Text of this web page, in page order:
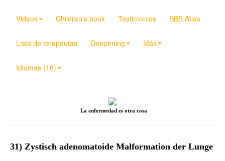
Videos Children’s book Testimonios SBS Atlas
Lista de terapeutas Deepening Más
Idiomas (18)
La enfermedad es otra cosa
31) Zystisch adenomatoide Malformation der Lunge